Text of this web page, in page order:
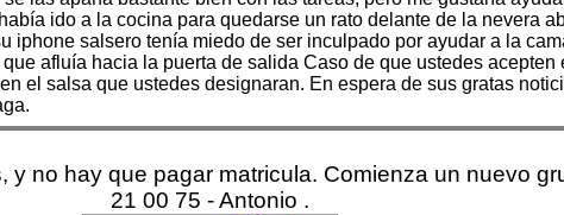
ido a la cocina para quedarse un rato delante de la nevera
salsero tenía miedo de ser inculpado por ayudar a la
afluía hacia la puerta de salida Caso de que ustedes
el salsa que ustedes designaran. En espera de sus gratas
no hay que pagar matricula. Comienza un nuevo
21 00 75 - Antonio .